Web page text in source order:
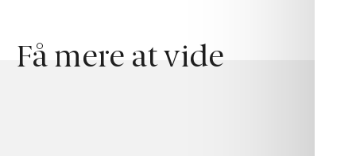
Få mere at vide